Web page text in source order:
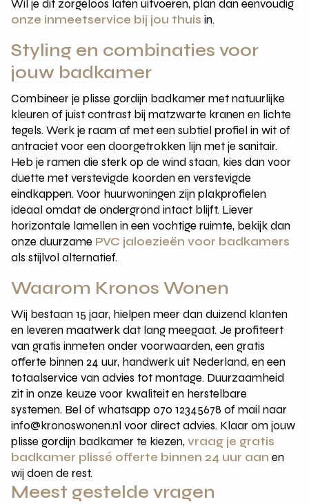
Wil je dit zorgeloos laten uitvoeren, plan dan eenvoudig
onze inmeetservice bij jou thuis in.
Styling en combinaties voor
jouw badkamer
Combineer je plisse gordijn badkamer met natuurlijke
kleuren of juist contrast bij matzwarte kranen en lichte
tegels. Werk je raam af met een subtiel profiel in wit of
antraciet voor een doorgetrokken lijn met je sanitair.
Heb je ramen die sterk op de wind staan, kies dan voor
duette met verstevigde koorden en verstevigde
eindkappen. Voor huurwoningen zijn plakprofielen
ideaal omdat de ondergrond intact blijft. Liever
horizontale lamellen in een vochtige ruimte, bekijk dan
onze duurzame PVC jaloezieën voor badkamers
als stijlvol alternatief.
Waarom Kronos Wonen
Wij bestaan 15 jaar, hielpen meer dan duizend klanten
en leveren maatwerk dat lang meegaat. Je profiteert
van gratis inmeten onder voorwaarden, een gratis
offerte binnen 24 uur, handwerk uit Nederland, en een
totaalservice van advies tot montage. Duurzaamheid
zit in onze keuze voor kwaliteit en herstelbare
systemen. Bel of whatsapp 070 12345678 of mail naar
info@kronoswonen.nl voor direct advies. Klaar om jouw
plisse gordijn badkamer te kiezen,vraag je gratis
badkamer plissé offerte binnen 24 uur aan en
wij doen de rest.
Meest gestelde vragen